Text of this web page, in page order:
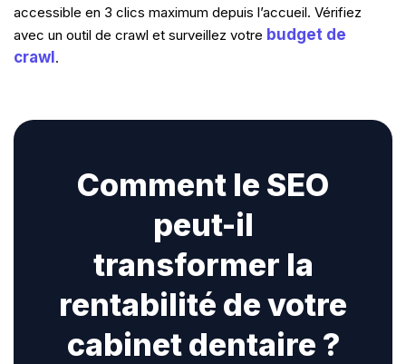
accessible en 3 clics maximum depuis l’accueil. Vérifiez
avec un outil de crawl et surveillez votre budget de
crawl.
Comment le SEO
peut-il
transformer la
rentabilité de votre
cabinet dentaire ?